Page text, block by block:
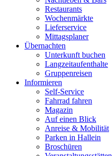
Restaurants
Wochenmärkte
Lieferservice
Mittagsplaner
Übernachten
Unterkunft buchen
Langzeitaufenthalte
Gruppenreisen
Informieren
Self-Service
Fahrrad fahren
Magazin
Auf einen Blick
Anreise & Mobilität
Parken in Hallein
Broschüren